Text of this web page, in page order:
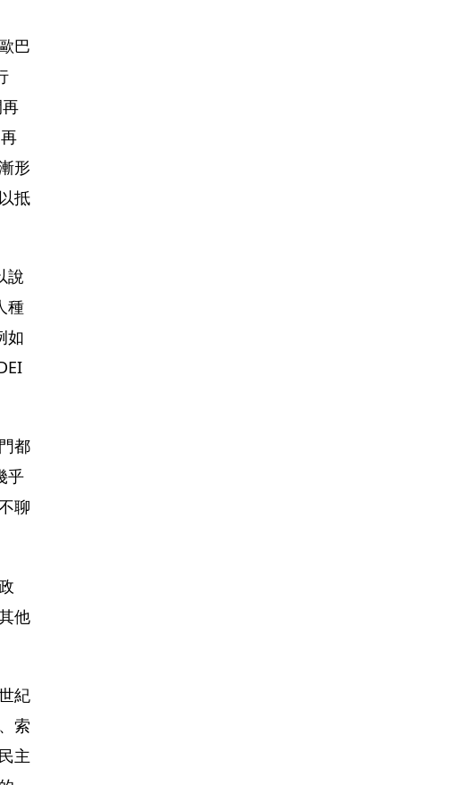
巴
形
抵
說
種
如
都
乎
聊
他
紀
索
主